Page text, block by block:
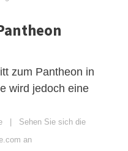
zum Pantheon in
wird jedoch eine
| Sehen Sie sich die
an